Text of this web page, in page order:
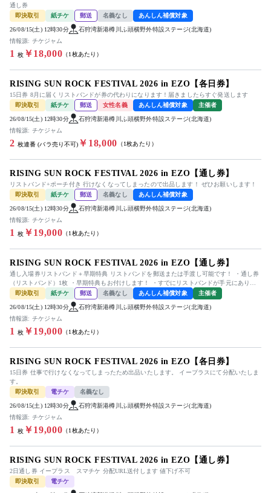
通し券
即決取引
紙チケ 郵送 名義なし あんしん補償対象
26/08/15(土) 12時30分
石狩湾新港樽川ふ頭横野外特設ステージ(北海道)
情報源: チケジャム
1 枚￥18,000 （1枚あたり）
RISING SUN ROCK FESTIVAL 2026 in EZO【各日券】
15日券 8月に届くリストバンドが券の代わりになります！届きましたらすぐ発送します
即決取引
紙チケ 郵送 女性名義 あんしん補償対象 主催者
26/08/15(土) 12時30分
石狩湾新港樽川ふ頭横野外特設ステージ(北海道)
情報源: チケジャム
2 枚連番 (バラ売り不可) ￥18,000 （1枚あたり）
RISING SUN ROCK FESTIVAL 2026 in EZO【通し券】
リストバンド+ポーチ付き 行けなくなってしまったので出品します！ ぜひお願いします！
即決取引
紙チケ 郵送 名義なし あんしん補償対象
26/08/15(土) 12時30分
石狩湾新港樽川ふ頭横野外特設ステージ(北海道)
情報源: チケジャム
1 枚￥19,000 （1枚あたり）
RISING SUN ROCK FESTIVAL 2026 in EZO【通し券】
通し入場券リストバンド＋早期特典 リストバンドを郵送または手渡し可能です！ ・通し券
（リストバンド）1枚 ・早期特典もお付けします！ ・すでにリストバンドが手元にありま
す 【手渡し可能なエリ...
即決取引 紙チケ 郵送 名義なし あんしん補償対象 主催者
26/08/15(土) 12時30分
石狩湾新港樽川ふ頭横野外特設ステージ(北海道)
情報源: チケジャム
1 枚￥19,000 （1枚あたり）
RISING SUN ROCK FESTIVAL 2026 in EZO【各日券】
15日券 仕事で行けなくなってしまったため出品いたします。 イープラスにて分配いたしま
す。
即決取引
電チケ 名義なし
26/08/15(土) 12時30分
石狩湾新港樽川ふ頭横野外特設ステージ(北海道)
情報源: チケジャム
1 枚￥19,000 （1枚あたり）
RISING SUN ROCK FESTIVAL 2026 in EZO【通し券】
2日通し券 イープラス スマチケ 分配URL送付します 値下げ不可
即決取引
電チケ